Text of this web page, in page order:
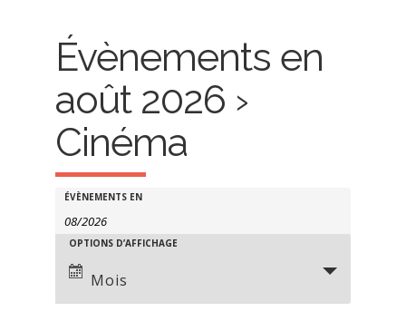
Évènements en
août 2026 ›
Cinéma
R
e
h
R
e
ÉVÈNEMENTS EN
N
v
OPTIONS D’AFFICHAGE
Mois